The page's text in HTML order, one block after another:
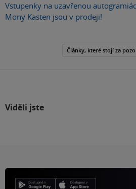
Vstupenky na uzavřenou
Mony Kasten jsou v prodeji!
Články, které stojí za
Viděli jste